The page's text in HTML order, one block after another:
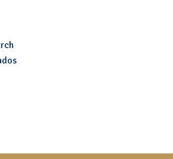
Pyme puede